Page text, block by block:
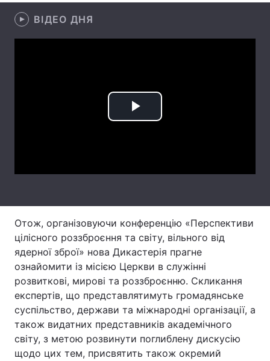
ВІДЕО ДНЯ
Play
Отож, організовуючи конференцію «Перспективи
цілісного роззброєння та світу, вільного від
ядерної зброї» нова Дикастерія прагне
ознайомити із місією Церкви в служінні
розвиткові, мирові та роззброєнню. Скликання
експертів, що представлятимуть громадянське
суспільство, держави та міжнародні організації, а
також видатних представників академічного
світу, з метою розвинути поглиблену дискусію
щодо цих тем, присвятить також окремий